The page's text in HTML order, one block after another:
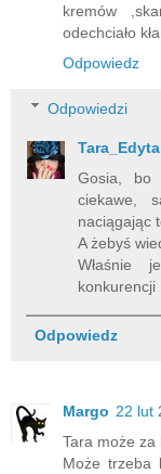
kremów
odechciało
Odpowiedz
Odpowiedzi
Tara_Edyta
Gosia, bo
ciekawe,
naciągając
A żebyś
Właśnie
konkurencji
Odpowiedz
Margo 22 lut
Tara może za
Może trzeba